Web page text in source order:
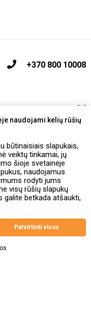
naudojami kelių rūšių
būtinaisiais slapukais,
veiktų tinkamai, jų
šioje svetainėje
naudojamus
rodyti jums
visų rūšių slapukų
galite betkada atšaukti,
Patvirtinti visus
+370 800 10008
apsaugos ministerijos
5 263 9264